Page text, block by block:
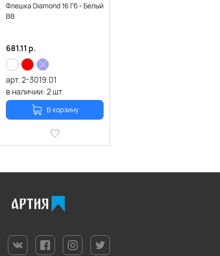
Флешка Diamond 16 Гб - Белый
BB
681.11 р.
арт.2-3019.01
в наличии:2шт.
В корзину